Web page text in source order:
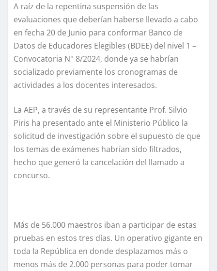
A raíz de la repentina suspensión de las
evaluaciones que deberían haberse llevado a cabo
en fecha 20 de Junio para conformar Banco de
Datos de Educadores Elegibles (BDEE) del nivel 1 –
Convocatoria N° 8/2024, donde ya se habrían
socializado previamente los cronogramas de
actividades a los docentes interesados.
La AEP, a través de su representante Prof. Silvio
Piris ha presentado ante el Ministerio Público la
solicitud de investigación sobre el supuesto de que
los temas de exámenes habrían sido filtrados,
hecho que generó la cancelación del llamado a
concurso.
Más de 56.000 maestros iban a participar de estas
pruebas en estos tres días. Un operativo gigante en
toda la República en donde desplazamos más o
menos más de 2.000 personas para poder tomar